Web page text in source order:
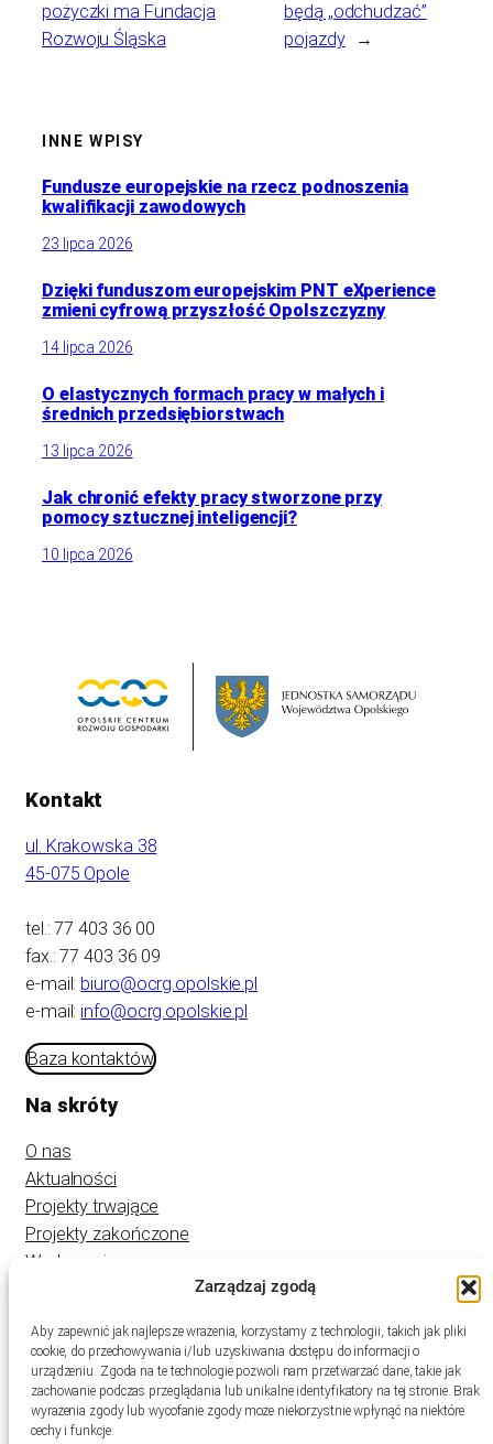
Zarządzaj zgodą
Aby zapewnić jak najlepsze wrażenia, korzystamy z technologii, takich jak pliki
cookie, do przechowywania i/lub uzyskiwania dostępu do informacji o
urządzeniu. Zgoda na te technologie pozwoli nam przetwarzać dane, takie jak
zachowanie podczas przeglądania lub unikalne identyfikatory na tej stronie. Brak
wyrażenia zgody lub wycofanie zgody może niekorzystnie wpłynąć na niektóre
cechy i funkcje.
pożyczki ma Fundacja
Rozwoju Śląska
będą „odchudzać”
pojazdy
→
INNE WPISY
Fundusze europejskie na rzecz podnoszenia
kwalifikacji zawodowych
23 lipca 2026
Dzięki funduszom europejskim PNT eXperience
zmieni cyfrową przyszłość Opolszczyzny
14 lipca 2026
O elastycznych formach pracy w małych i
średnich przedsiębiorstwach
13 lipca 2026
Jak chronić efekty pracy stworzone przy
pomocy sztucznej inteligencji?
10 lipca 2026
Kontakt
ul. Krakowska 38
45-075 Opole
tel.: 77 403 36 00
fax.: 77 403 36 09
e-mail: biuro@ocrg.opolskie.pl
e-mail: info@ocrg.opolskie.pl
Baza kontaktów
Na skróty
O nas
Aktualności
Projekty trwające
Projekty zakończone
Wydarzenia